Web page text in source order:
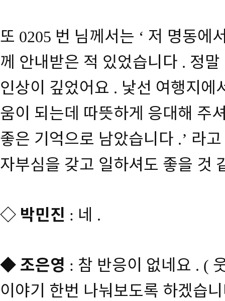
또 0205 번 님께서는 ‘ 저 명동에
께 안내받은 적 있었습니다 . 정말
인상이 깊었어요 . 낯선 여행지에
움이 되는데 따뜻하게 응대해 주
좋은 기억으로 남았습니다 .’ 라
자부심을 갖고 일하셔도 좋을 것
◇ 박민진 : 네 .
◆ 조은영 : 참 반응이 없네요 . (
이야기 한번 나눠보도록 하겠습